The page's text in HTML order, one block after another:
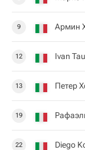
9 Армин
12 Ivan
13 Петер
19
22 Diego